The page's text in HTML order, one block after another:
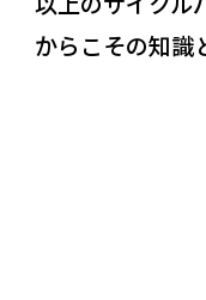
からこその知識